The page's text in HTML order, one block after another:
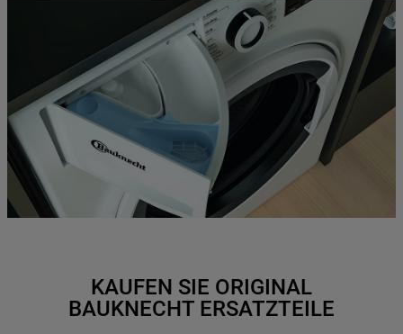
KAUFEN SIE ORIGINAL
BAUKNECHT ERSATZTEILE